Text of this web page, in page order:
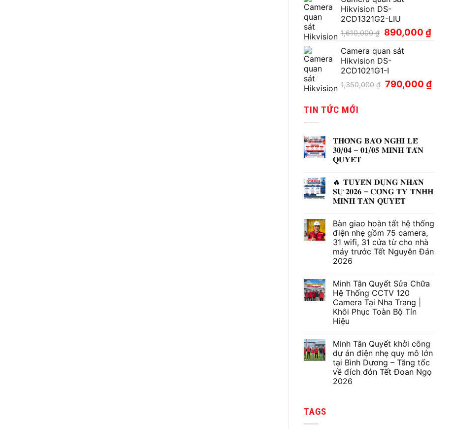
1,420,000 ₫.
Hikvision DS-
2CD1321G2-LIU
1,610,000₫ Giá
là:
1,610,000 ₫.
890,000₫Giá
Camera quan sát
Hikvision DS-
2CD1021G1-I
1,350,000₫ Giá
790,000₫Giá
TIN TỨC MỚI
𝐓𝐇𝐎̂𝐍𝐆 𝐁𝐀́𝐎 𝐍𝐆𝐇𝐈̉ 𝐋𝐄̂̃
𝟑𝟎/𝟎𝟒 – 𝟎𝟏/𝟎𝟓 𝐌𝐈𝐍𝐇 𝐓𝐀̂𝐍
𝐐𝐔𝐘𝐄̂́𝐓
bình
luận
ở
𝐓𝐇𝐎̂𝐍𝐆
𝐋𝐄̂̃
𝟑𝟎/𝟎𝟒
–
𝟎𝟏/𝟎𝟓
𝐌𝐈𝐍𝐇
𝐓𝐀̂𝐍
𝐐𝐔𝐘𝐄̂́𝐓
🔥 𝐓𝐔𝐘𝐄̂̉𝐍 𝐃𝐔̣𝐍𝐆 𝐍𝐇𝐀̂𝐍
𝐒𝐔̛̣ 𝟐𝟎𝟐𝟔 – 𝐂𝐎̂𝐍𝐆 𝐓𝐘 𝐓𝐍𝐇𝐇
𝐌𝐈𝐍𝐇 𝐓𝐀̂𝐍 𝐐𝐔𝐘𝐄̂́𝐓
bình
luận
ở
🔥
𝐓𝐔𝐘𝐄̂̉𝐍
𝐃𝐔̣𝐍𝐆
𝐍𝐇𝐀̂𝐍
–
𝐂𝐎̂𝐍𝐆
𝐓𝐘
𝐓𝐍𝐇𝐇
𝐌𝐈𝐍𝐇
𝐓𝐀̂𝐍
𝐐𝐔𝐘𝐄̂́𝐓
Bàn giao hoàn tất hệ thống
điện nhẹ gồm 75 camera,
31 wifi, 31 cửa từ cho nhà
máy trước Tết Nguyên Đán
2026
bình
luận
ở
Bàn
giao
hoàn
tất
điện
nhẹ
gồm
75
camera,
31
wifi,
31
Minh Tân Quyết Sửa Chữa
Hệ Thống CCTV 120
Camera Tại Nha Trang |
Khôi Phục Toàn Bộ Tín
Hiệu
bình
luận
ở
Minh
Tân
Quyết
Sửa
Minh Tân Quyết khởi công
dự án điện nhẹ quy mô lớn
tại Bình Dương – Tăng tốc
về đích đón Tết Đoan Ngọ
2026
TAGS